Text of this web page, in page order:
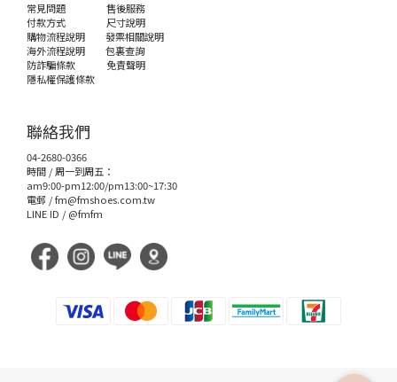
常見問題
售後服務
付款方式
尺寸說明
購物流程說明
發票相關說明
海外流程說明
包裏查詢
防詐騙條款
免責聲明
隱私權保護條款
聯絡我們
04-2680-0366
時間 / 周一到周五：
am9:00-pm12:00/pm13:00~17:30
電郵 /fm@fmshoes.com.tw
LINE ID / @fmfm